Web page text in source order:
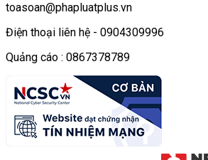
toasoan@phapluatplus.vn
Điện thoại liên hệ - 0904309996
Quảng cáo : 0867378789